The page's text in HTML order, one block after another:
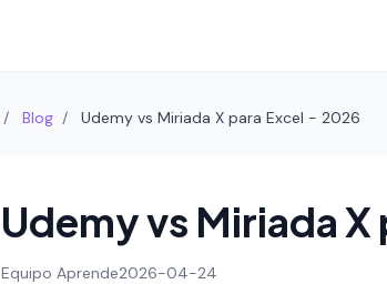
/ Blog / Udemy vs Miriada X para Excel - 2026
Udemy vs Miriada
Equipo Aprende2026-04-24